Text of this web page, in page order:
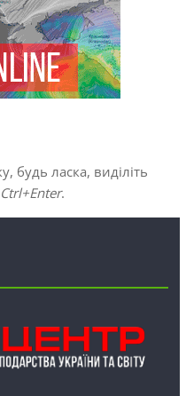
ласка, виділіть
Ctrl+Enter.